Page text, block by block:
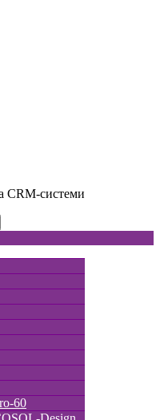
СRМ-системи
60